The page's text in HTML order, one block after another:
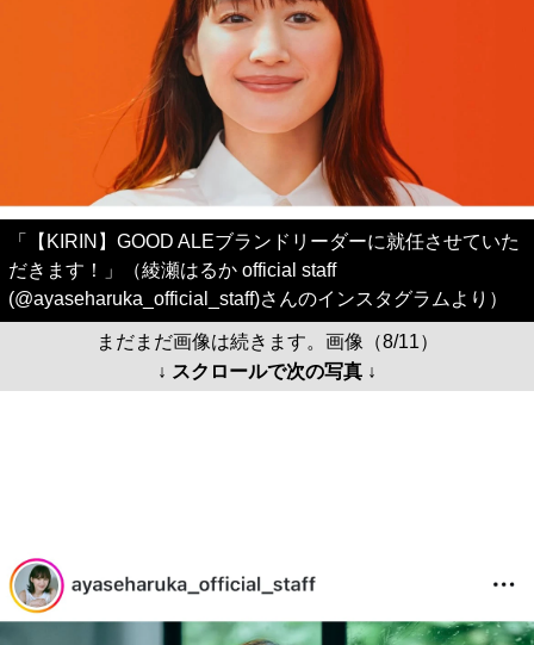
「【KIRIN】GOOD ALEブランドリーダーに就任させていた
だきます！」（綾瀬はるか official staff
(@ayaseharuka_official_staff)さんのインスタグラムより）
まだまだ画像は続きます。画像（8/11）
↓ スクロールで次の写真 ↓